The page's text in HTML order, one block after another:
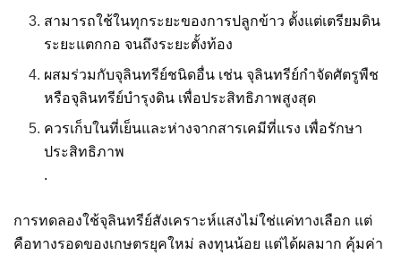
สามารถใช้ในทุกระยะของการปลูกข้าว ตั้งแต่เตรียมดิน
ระยะแตกกอ จนถึงระยะตั้งท้อง
ผสมร่วมกับจุลินทรีย์ชนิดอื่น เช่น จุลินทรีย์กำจัดศัตรูพืช
หรือจุลินทรีย์บำรุงดิน เพื่อประสิทธิภาพสูงสุด
ควรเก็บในที่เย็นและห่างจากสารเคมีที่แรง เพื่อรักษา
ประสิทธิภาพ
.
การทดลองใช้จุลินทรีย์สังเคราะห์แสงไม่ใช่แค่ทางเลือก แต่
คือทางรอดของเกษตรยุคใหม่ ลงทุนน้อย แต่ได้ผลมาก คุ้มค่า